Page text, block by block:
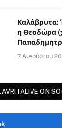
Καλάβρυτα:
η Θεοδώρα
7 Αυγούστου
ON